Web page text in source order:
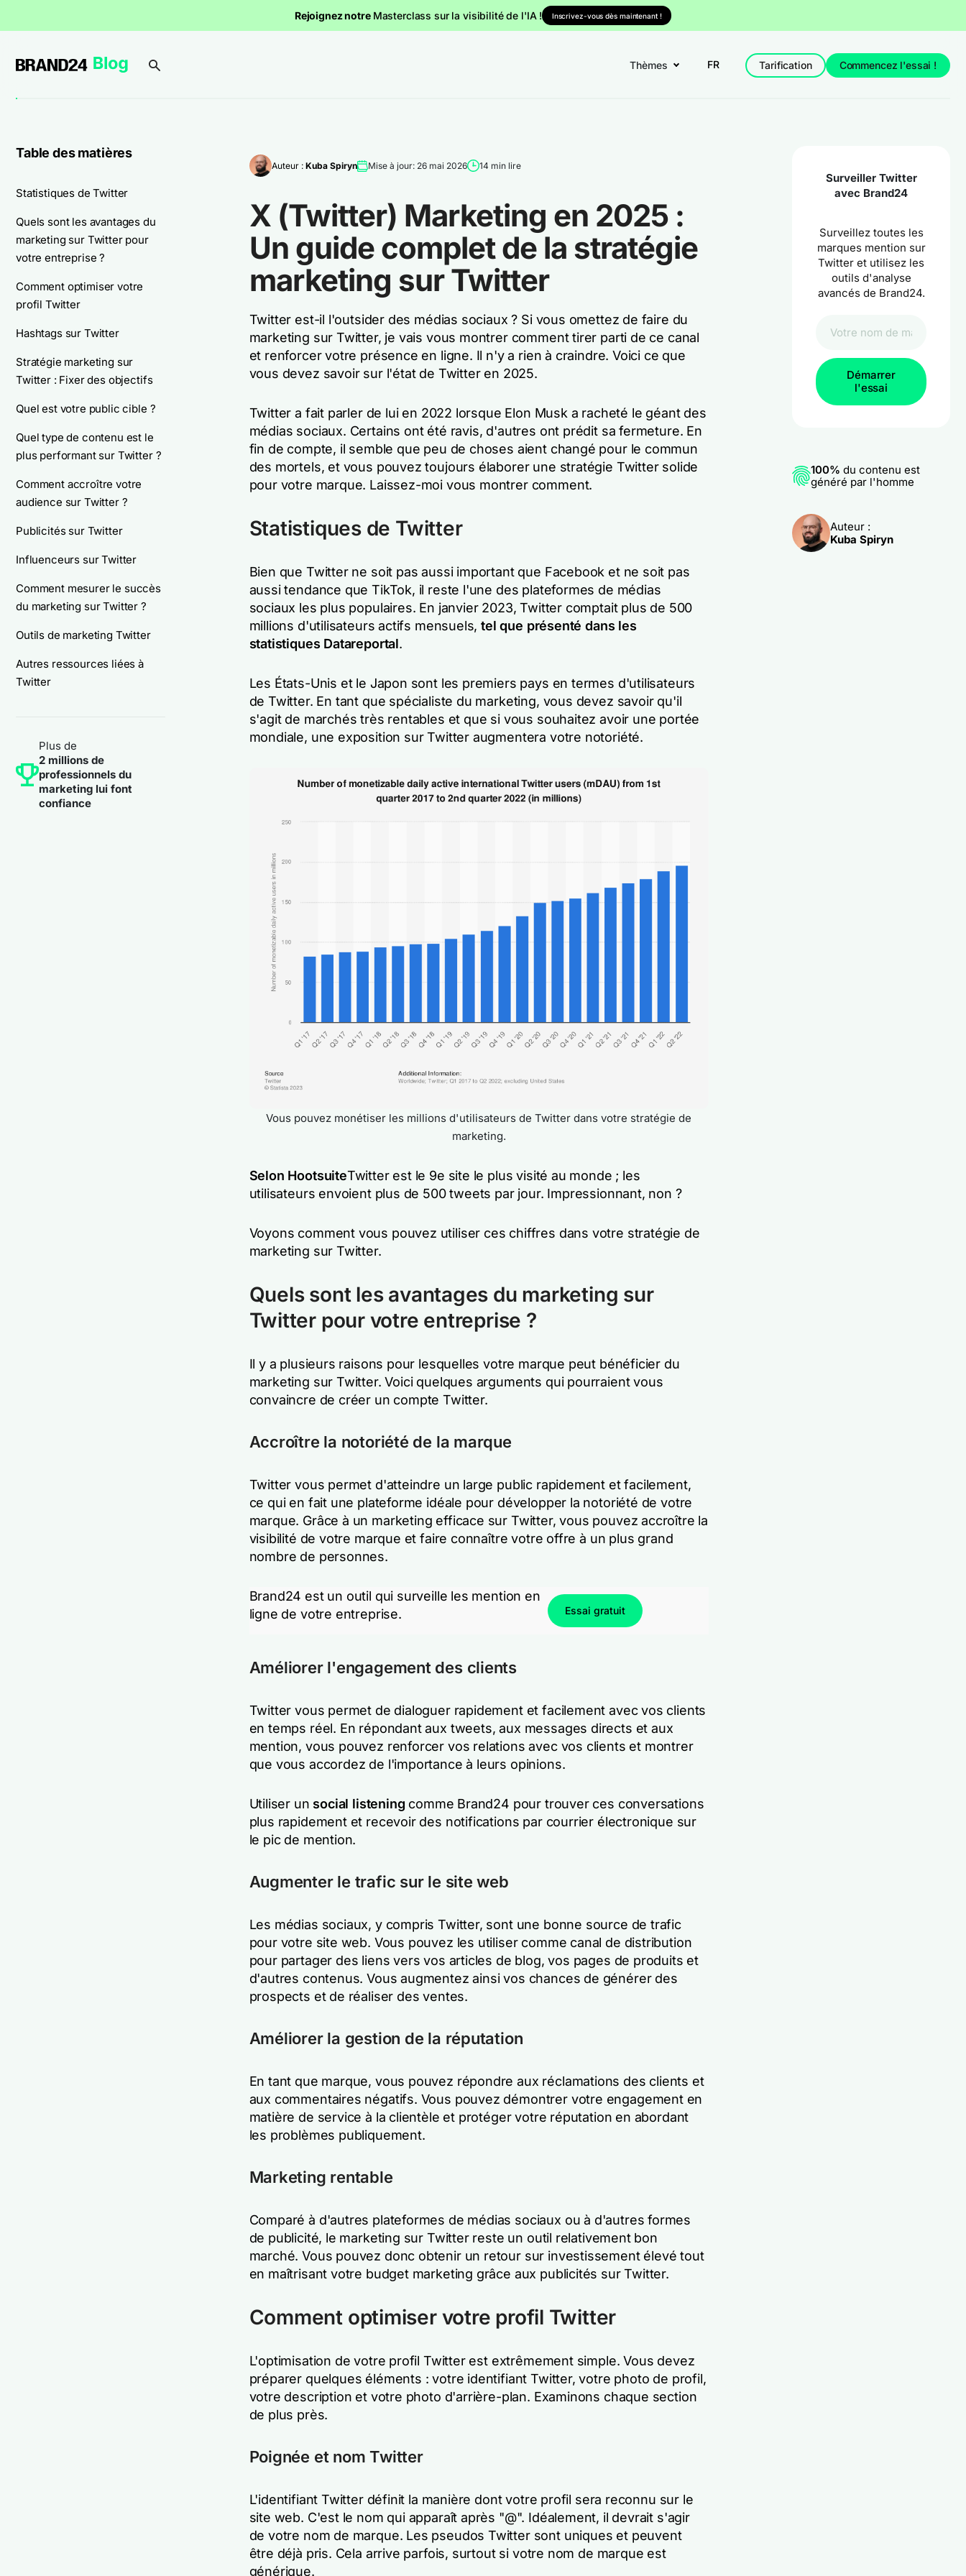
Rejoignez notre Masterclass sur la visibilité de l'IA ! Inscrivez-vous dès maintenant !
Thèmes FR Tarification Commencez l'essai !
Table des matières
Statistiques de Twitter
Quels sont les avantages du
marketing sur Twitter pour
votre entreprise ?
Comment optimiser votre
profil Twitter
Hashtags sur Twitter
Stratégie marketing sur
Twitter : Fixer des objectifs
Quel est votre public cible ?
Quel type de contenu est le
plus performant sur Twitter ?
Comment accroître votre
audience sur Twitter ?
Publicités sur Twitter
Influenceurs sur Twitter
Comment mesurer le succès
du marketing sur Twitter ?
Outils de marketing Twitter
Autres ressources liées à
Twitter
Plus de
2 millions de
professionnels du
marketing lui font
confiance
Auteur : Kuba Spiryn Mise à jour: 26 mai 2026 14 min lire
X (Twitter) Marketing en 2025 :
Un guide complet de la stratégie
marketing sur Twitter
Twitter est-il l'outsider des médias sociaux ? Si vous omettez de faire du
marketing sur Twitter, je vais vous montrer comment tirer parti de ce canal
et renforcer votre présence en ligne. Il n'y a rien à craindre. Voici ce que
vous devez savoir sur l'état de Twitter en 2025.
Twitter a fait parler de lui en 2022 lorsque Elon Musk a racheté le géant des
médias sociaux. Certains ont été ravis, d'autres ont prédit sa fermeture. En
fin de compte, il semble que peu de choses aient changé pour le commun
des mortels, et vous pouvez toujours élaborer une stratégie Twitter solide
pour votre marque. Laissez-moi vous montrer comment.
Statistiques de Twitter
Bien que Twitter ne soit pas aussi important que Facebook et ne soit pas
aussi tendance que TikTok, il reste l'une des plateformes de médias
sociaux les plus populaires. En janvier 2023, Twitter comptait plus de 500
millions d'utilisateurs actifs mensuels,tel que présenté dans les
statistiques Datareportal.
Les États-Unis et le Japon sont les premiers pays en termes d'utilisateurs
de Twitter. En tant que spécialiste du marketing, vous devez savoir qu'il
s'agit de marchés très rentables et que si vous souhaitez avoir une portée
mondiale, une exposition sur Twitter augmentera votre notoriété.
Vous pouvez monétiser les millions d'utilisateurs de Twitter dans votre stratégie de
marketing.
Selon HootsuiteTwitter est le 9e site le plus visité au monde ; les
utilisateurs envoient plus de 500 tweets par jour. Impressionnant, non ?
Voyons comment vous pouvez utiliser ces chiffres dans votre stratégie de
marketing sur Twitter.
Quels sont les avantages du marketing sur
Twitter pour votre entreprise ?
Il y a plusieurs raisons pour lesquelles votre marque peut bénéficier du
marketing sur Twitter. Voici quelques arguments qui pourraient vous
convaincre de créer un compte Twitter.
Accroître la notoriété de la marque
Twitter vous permet d'atteindre un large public rapidement et facilement,
ce qui en fait une plateforme idéale pour développer la notoriété de votre
marque. Grâce à un marketing efficace sur Twitter, vous pouvez accroître la
visibilité de votre marque et faire connaître votre offre à un plus grand
nombre de personnes.
Brand24 est un outil qui surveille les mention en
ligne de votre entreprise.
Essai gratuit
Améliorer l'engagement des clients
Twitter vous permet de dialoguer rapidement et facilement avec vos clients
en temps réel. En répondant aux tweets, aux messages directs et aux
mention, vous pouvez renforcer vos relations avec vos clients et montrer
que vous accordez de l'importance à leurs opinions.
Utiliser un social listening comme Brand24 pour trouver ces conversations
plus rapidement et recevoir des notifications par courrier électronique sur
le pic de mention.
Augmenter le trafic sur le site web
Les médias sociaux, y compris Twitter, sont une bonne source de trafic
pour votre site web. Vous pouvez les utiliser comme canal de distribution
pour partager des liens vers vos articles de blog, vos pages de produits et
d'autres contenus. Vous augmentez ainsi vos chances de générer des
prospects et de réaliser des ventes.
Améliorer la gestion de la réputation
En tant que marque, vous pouvez répondre aux réclamations des clients et
aux commentaires négatifs. Vous pouvez démontrer votre engagement en
matière de service à la clientèle et protéger votre réputation en abordant
les problèmes publiquement.
Marketing rentable
Comparé à d'autres plateformes de médias sociaux ou à d'autres formes
de publicité, le marketing sur Twitter reste un outil relativement bon
marché. Vous pouvez donc obtenir un retour sur investissement élevé tout
en maîtrisant votre budget marketing grâce aux publicités sur Twitter.
Comment optimiser votre profil Twitter
L'optimisation de votre profil Twitter est extrêmement simple. Vous devez
préparer quelques éléments : votre identifiant Twitter, votre photo de profil,
votre description et votre photo d'arrière-plan. Examinons chaque section
de plus près.
Poignée et nom Twitter
L'identifiant Twitter définit la manière dont votre profil sera reconnu sur le
site web. C'est le nom qui apparaît après "@". Idéalement, il devrait s'agir
de votre nom de marque. Les pseudos Twitter sont uniques et peuvent
être déjà pris. Cela arrive parfois, surtout si votre nom de marque est
générique.
Surveiller Twitter
avec Brand24
Surveillez toutes les
marques mention sur
Twitter et utilisez les
outils d'analyse
avancés de Brand24.
Démarrer
l'essai
100% du contenu est
généré par l'homme
Auteur :
Kuba Spiryn